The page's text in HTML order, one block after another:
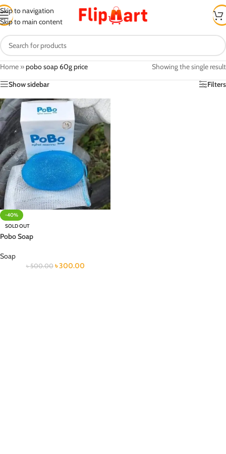
Skip to navigation
Skip to main content
Home »pobo soap 60g price
Showing the single result
Show sidebar
Filters
-40%
SOLD OUT
Pobo Soap
Soap
৳500.00 ৳300.00